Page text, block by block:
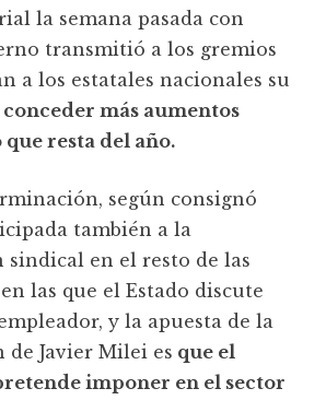
la semana pasada con
transmitió a los gremios
a los estatales nacionales su
conceder más aumentos
que resta del año.
según consignó
también a la
sindical en el resto de las
las que el Estado discute
y la apuesta de la
Javier Milei es que el
imponer en el sector